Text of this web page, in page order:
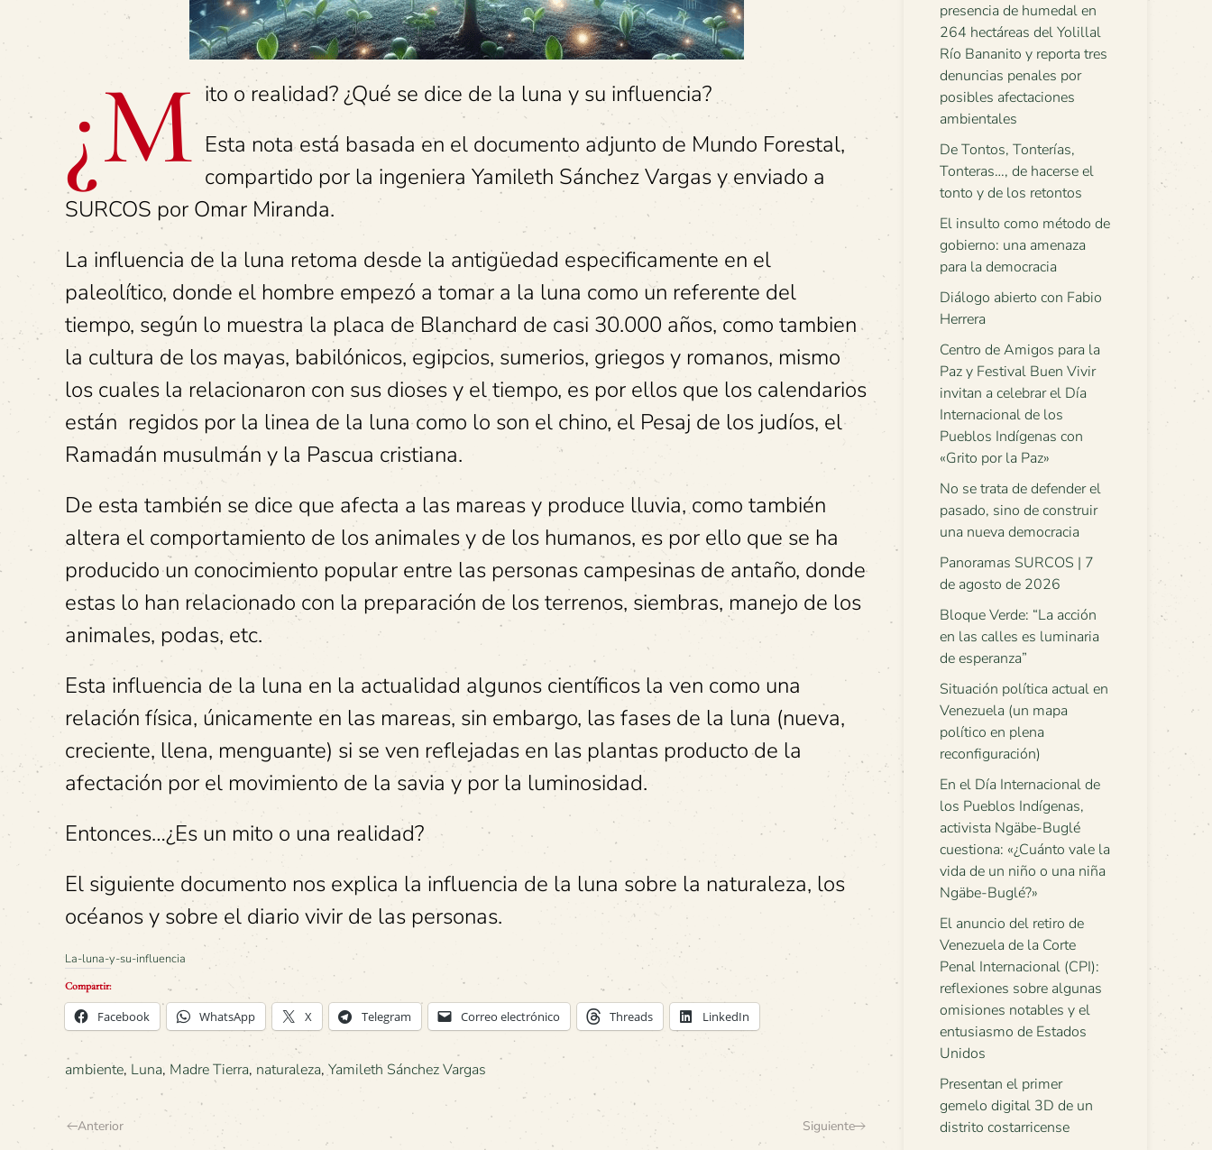
¿M ito o realidad? ¿Qué se dice de la luna y su influencia?
Esta nota está basada en el documento adjunto de Mundo Forestal,
compartido por la ingeniera Yamileth Sánchez Vargas y enviado a
SURCOS por Omar Miranda.
La influencia de la luna retoma desde la antigüedad especificamente en el
paleolítico, donde el hombre empezó a tomar a la luna como un referente del
tiempo, según lo muestra la placa de Blanchard de casi 30.000 años, como tambien
la cultura de los mayas, babilónicos, egipcios, sumerios, griegos y romanos, mismo
los cuales la relacionaron con sus dioses y el tiempo, es por ellos que los calendarios
están regidos por la linea de la luna como lo son el chino, el Pesaj de los judíos, el
Ramadán musulmán y la Pascua cristiana.
De esta también se dice que afecta a las mareas y produce lluvia, como también
altera el comportamiento de los animales y de los humanos, es por ello que se ha
producido un conocimiento popular entre las personas campesinas de antaño, donde
estas lo han relacionado con la preparación de los terrenos, siembras, manejo de los
animales, podas, etc.
Esta influencia de la luna en la actualidad algunos científicos la ven como una
relación física, únicamente en las mareas, sin embargo, las fases de la luna (nueva,
creciente, llena, menguante) si se ven reflejadas en las plantas producto de la
afectación por el movimiento de la savia y por la luminosidad.
Entonces…¿Es un mito o una realidad?
El siguiente documento nos explica la influencia de la luna sobre la naturaleza, los
océanos y sobre el diario vivir de las personas.
La-luna-y-su-influencia
Compartir:
Facebook WhatsApp X Telegram Correo electrónico Threads LinkedIn
ambiente, Luna, Madre Tierra, naturaleza,Yamileth Sánchez Vargas
Anterior Siguiente
presencia de humedal en
264 hectáreas del Yolillal
Río Bananito y reporta tres
denuncias penales por
posibles afectaciones
ambientales
De Tontos, Tonterías,
Tonteras…, de hacerse el
tonto y de los retontos
El insulto como método de
gobierno: una amenaza
para la democracia
Diálogo abierto con Fabio
Herrera
Centro de Amigos para la
Paz y Festival Buen Vivir
invitan a celebrar el Día
Internacional de los
Pueblos Indígenas con
«Grito por la Paz»
No se trata de defender el
pasado, sino de construir
una nueva democracia
Panoramas SURCOS | 7
de agosto de 2026
Bloque Verde: “La acción
en las calles es luminaria
de esperanza”
Situación política actual en
Venezuela (un mapa
político en plena
reconfiguración)
En el Día Internacional de
los Pueblos Indígenas,
activista Ngäbe-Buglé
cuestiona: «¿Cuánto vale la
vida de un niño o una niña
Ngäbe-Buglé?»
El anuncio del retiro de
Venezuela de la Corte
Penal Internacional (CPI):
reflexiones sobre algunas
omisiones notables y el
entusiasmo de Estados
Unidos
Presentan el primer
gemelo digital 3D de un
distrito costarricense